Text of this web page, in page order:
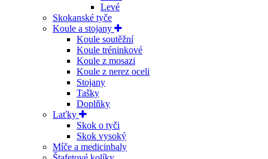
Levé
Skokanské tyče
Koule a stojany
Koule soutěžní
Koule tréninkové
Koule z mosazi
Koule z nerez oceli
Stojany
Tašky
Doplňky
Laťky
Skok o tyči
Skok vysoký
Míče a medicinbaly